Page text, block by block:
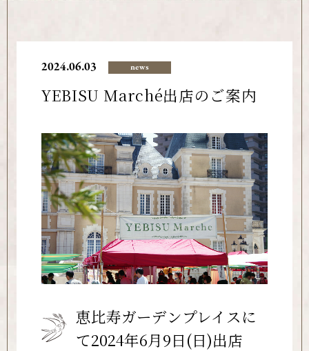
2024.06.03 news
YEBISU Marché出店のご案内
恵比寿ガーデンプレイスに
て2024年6月9日(日)出店